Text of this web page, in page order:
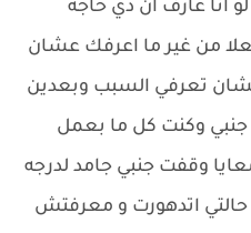
انا عارف ان دي حاجه
من غير ما اعرفك عشان
تعرفي السبب وبعدين
جنبي وكنت كل ما بعمل
وقفت جنبي جامد لدرجه
حالتي اتدهورت و معرفتش